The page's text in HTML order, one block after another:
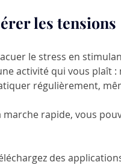
les tensions
le stress en
activité qui vous plaît :
régulièrement,
rapide, vous
des